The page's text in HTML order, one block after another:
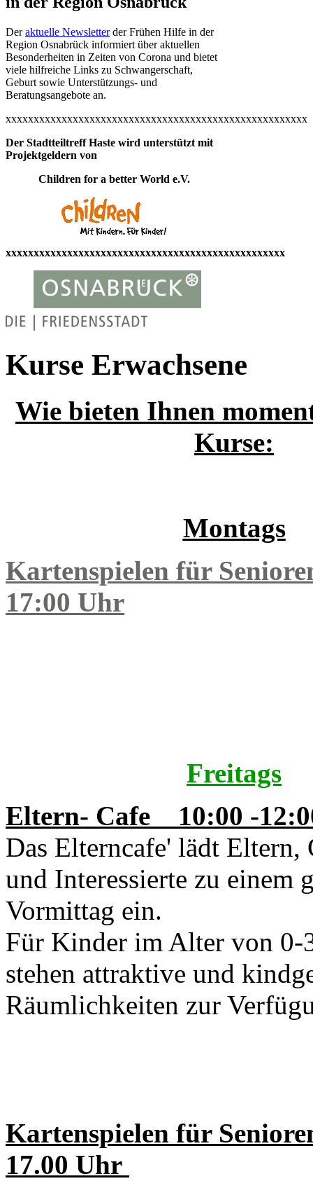
Deraktuelle Newsletterder Frühen Hilfe in der
Region Osnabrück informiert über aktuellen
Besonderheiten in Zeiten von Corona und bietet
viele hilfreiche Links zu Schwangerschaft,
Geburt sowie Unterstützungs- und
Beratungsangebote an.
xxxxxxxxxxxxxxxxxxxxxxxxxxxxxxxxxxxxxxxxxxxxxxxxxxxxxx
Der Stadtteiltreff Haste wird unterstützt mit
Projektgeldern von
Children for a better World e.V.
xxxxxxxxxxxxxxxxxxxxxxxxxxxxxxxxxxxxxxxxxxxxxxxxxx
Kurse Erwachsene
Wie bieten Ihnen
Kurse:
Montags
Kartenspielen für
17:00 Uhr
Freitags
Eltern- Cafe 10:00 -
Das Elterncafe' lädt Eltern,
und Interessierte zu einem
Vormittag ein.
Für Kinder im Alter von 0-
stehen attraktive und
Räumlichkeiten zur
Kartenspielen für
17.00 Uhr